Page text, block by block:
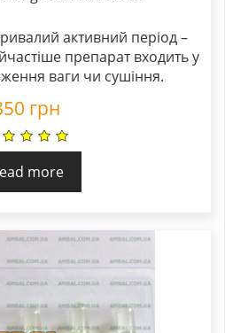
активний період –
препарат входить у
ваги чи сушіння.
грн
more